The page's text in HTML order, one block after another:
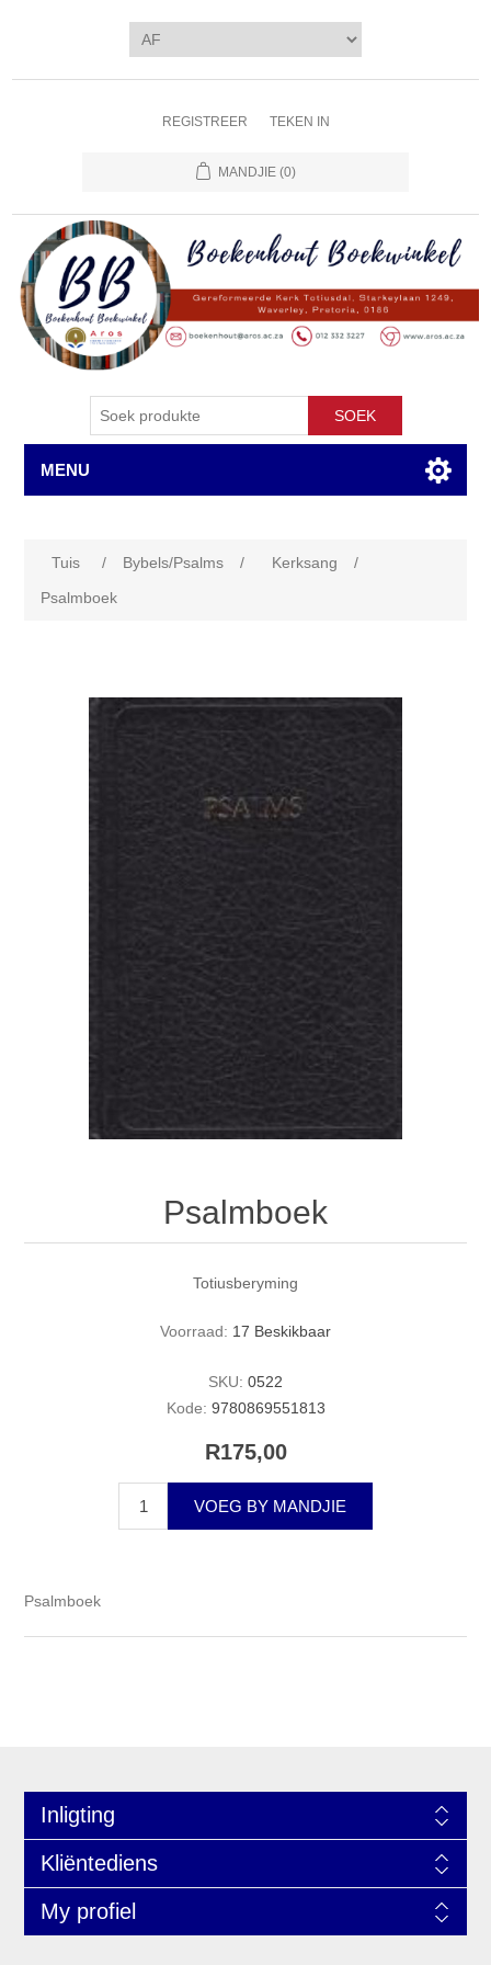
REGISTREER TEKEN IN
MANDJIE (0)
SOEK
MENU
Tuis / Bybels/Psalms / Kerksang
/
Psalmboek
Psalmboek
Totiusberyming
Voorraad: 17 Beskikbaar
SKU: 0522
Kode: 9780869551813
R175,00
VOEG BY MANDJIE
Psalmboek
Inligting
Kliëntediens
My profiel